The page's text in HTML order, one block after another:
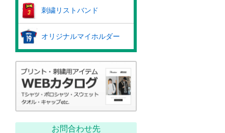
刺繍リストバンド
オリジナルマイホルダー
お問合わせ先